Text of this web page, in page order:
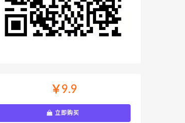
￥9.9
立即购买